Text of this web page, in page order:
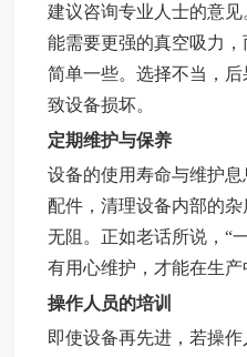
建议咨询专业人士的意
能需要更强的真空吸力
简单一些。选择不当，
致设备损坏。
定期维护与保养
设备的使用寿命与维护
配件，清理设备内部的
无阻。正如老话所说，“
有用心维护，才能在生产
操作人员的培训
即使设备再先进，若操